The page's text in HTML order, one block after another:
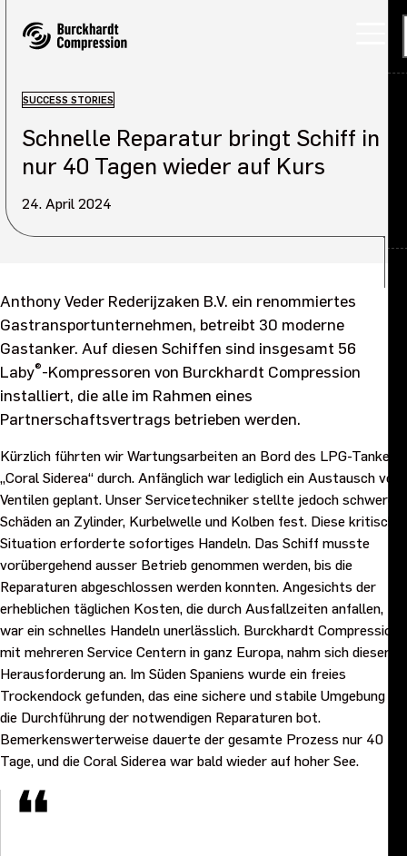
Karriere
Investoren
Nachhaltigkeit
Anwendungen
Produkte
Über uns Übersicht
Unser Unternehmen
Leitsatz und Werte
Ziele und Strategie 2027
Karriere
Investoren
Sustainability
Rechtliches, Compliance und Qualität
Beschaffung
News, Stories und Whitepapers
SUCCESS STORIES
Schnelle Reparatur bringt Schiff in
nur 40 Tagen wieder auf Kurs
24. April 2024
Anthony Veder Rederijzaken B.V. ein renommiertes
Gastransportunternehmen, betreibt 30 moderne
Gastanker. Auf diesen Schiffen sind insgesamt 56
Laby®-Kompressoren von Burckhardt Compression
installiert, die alle im Rahmen eines
Partnerschaftsvertrags betrieben werden.
Kürzlich führten wir Wartungsarbeiten an Bord des LPG-Tankers
„Coral Siderea“ durch. Anfänglich war lediglich ein Austausch von
Ventilen geplant. Unser Servicetechniker stellte jedoch schwere
Schäden an Zylinder, Kurbelwelle und Kolben fest. Diese kritische
Situation erforderte sofortiges Handeln. Das Schiff musste
vorübergehend ausser Betrieb genommen werden, bis die
Reparaturen abgeschlossen werden konnten. Angesichts der
erheblichen täglichen Kosten, die durch Ausfallzeiten anfallen,
war ein schnelles Handeln unerlässlich. Burckhardt Compression,
mit mehreren Service Centern in ganz Europa, nahm sich dieser
Herausforderung an. Im Süden Spaniens wurde ein freies
Trockendock gefunden, das eine sichere und stabile Umgebung für
die Durchführung der notwendigen Reparaturen bot.
Bemerkenswerterweise dauerte der gesamte Prozess nur 40
Tage, und die Coral Siderea war bald wieder auf hoher See.